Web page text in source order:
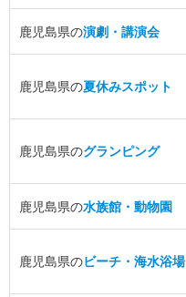
鹿児島県の演劇・講演会
鹿児島県の夏休みスポット
鹿児島県のグランピング
鹿児島県の水族館・動物園
鹿児島県のビーチ・海水浴場